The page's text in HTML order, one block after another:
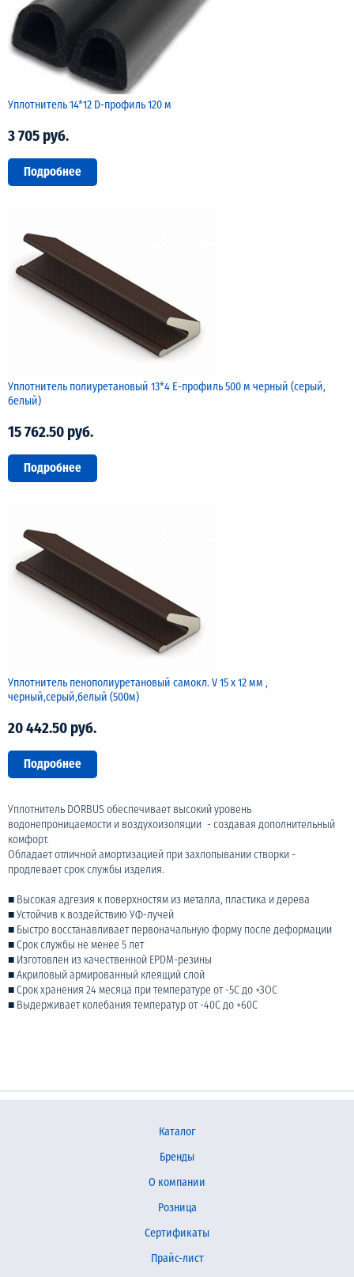
Уплотнитель 14*12 D-профиль 120 м
3 705 руб.
Подробнее
Уплотнитель полиуретановый 13*4 Е-профиль 500 м черный (серый,
белый)
15 762.50 руб.
Подробнее
Уплотнитель пенополиуретановый самокл. V 15 х 12 мм ,
черный,серый,белый (500м)
20 442.50 руб.
Подробнее
Уплотнитель DORBUS обеспечивает высокий уровень
водонепроницаемости и воздухоизоляции - создавая дополнительный
комфорт.
Обладает отличной амортизацией при захлопывании створки -
продлевает срок службы изделия.
■ Высокая адгезия к поверхностям из металла, пластика и дерева
■ Устойчив к воздействию УФ-лучей
■ Быстро восстанавливает первоначальную форму после деформации
■ Срок службы не менее 5 лет
■ Изготовлен из качественной ЕРDМ-резины
■ Акриловый армированный клеящий слой
■ Срок хранения 24 месяца при температуре от -5С до +ЗОС
■ Выдерживает колебания температур от -40С до +60С
Каталог
Бренды
О компании
Розница
Сертификаты
Прайс-лист